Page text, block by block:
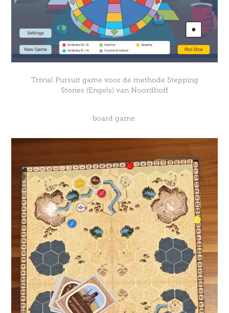
Trivial Pursuit game voor de methode Stepping
Stones (Engels) van Noordhoff
board game